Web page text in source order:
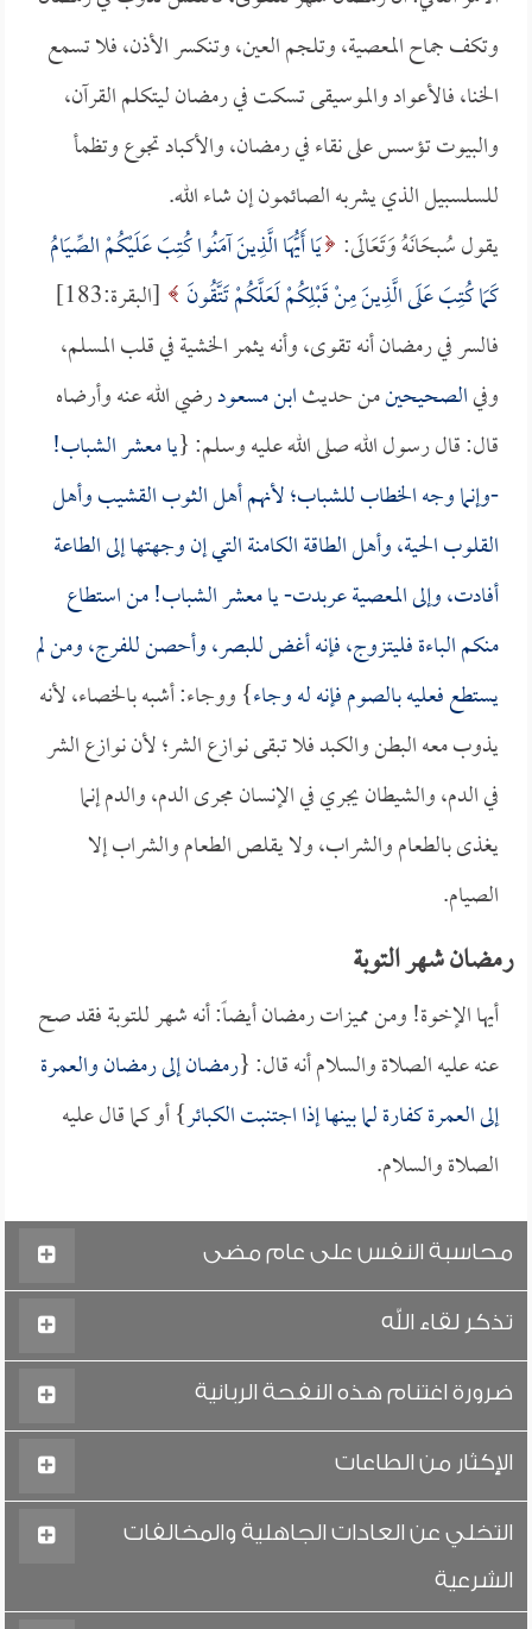
وتكف جماح المعصية، وتلجم العين، وتنكسر الأذن، فلا تسمع
الخنا، فالأعواد والموسيقى تسكت في رمضان ليتكلم القرآن،
والبيوت تؤسس على نقاء في رمضان، والأكباد تجوع وتظمأ
للسلسبيل الذي يشربه الصائمون إن شاء الله.
يقول سُبحَانَهُ وَتَعَالَى: يَا أَيُّهَا الَّذِينَ آمَنُوا كُتِبَ عَلَيْكُمْ الصِّيَامُ
كَمَا كُتِبَ عَلَى الَّذِينَ مِنْ قَبْلِكُمْ لَعَلَّكُمْ تَتَّقُونَ
[البقرة:183]
فالسر في رمضان أنه تقوى، وأنه يثمر الخشية في قلب المسلم،
وفيالصحيحينمن حديثابن مسعودرضي الله عنه وأرضاه
قال: قال رسول الله صلى الله عليه وسلم: {يا معشر الشباب!
-وإنما وجه الخطاب للشباب؛ لأنهم أهل الثوب القشيب وأهل
القلوب الحية، وأهل الطاقة الكامنة التي إن وجهتها إلى الطاعة
أفادت، وإلى المعصية عربدت- يا معشر الشباب! من استطاع
منكم الباءة فليتزوج، فإنه أغض للبصر، وأحصن للفرج، ومن لم
يستطع فعليه بالصوم فإنه له وجاء} ووجاء: أشبه بالخصاء، لأنه
يذوب معه البطن والكبد فلا تبقى نوازع الشر؛ لأن نوازع الشر
في الدم، والشيطان يجري في الإنسان مجرى الدم، والدم إنما
يغذى بالطعام والشراب، ولا يقلص الطعام والشراب إلا
الصيام.
رمضان شهر التوبة
أيها الإخوة! ومن مميزات رمضان أيضاً: أنه شهر للتوبة فقد صح
عنه عليه الصلاة والسلام أنه قال: {رمضان إلى رمضان والعمرة
إلى العمرة كفارة لما بينها إذا اجتنبت الكبائر} أو كما قال عليه
الصلاة والسلام.
محاسبة النفس على عام مضى
تذكر لقاء الله
ضرورة اغتنام هذه النفحة الربانية
الإكثار من الطاعات
التخلي عن العادات الجاهلية والمخالفات
الشرعية